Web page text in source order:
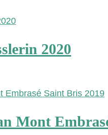
2020
Mont